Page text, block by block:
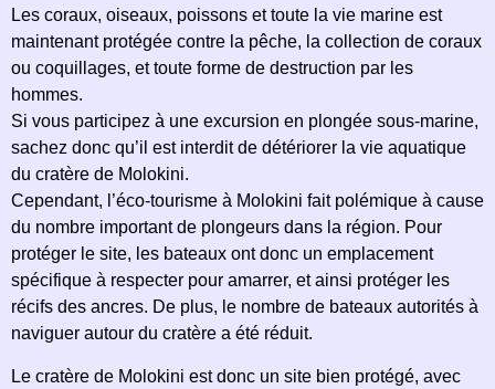
Les coraux, oiseaux, poissons et toute la vie marine est
maintenant protégée contre la pêche, la collection de coraux
ou coquillages, et toute forme de destruction par les
hommes.
Si vous participez à une excursion en plongée sous-marine,
sachez donc qu’il est interdit de détériorer la vie aquatique
du cratère de Molokini.
Cependant, l’éco-tourisme à Molokini fait polémique à cause
du nombre important de plongeurs dans la région. Pour
protéger le site, les bateaux ont donc un emplacement
spécifique à respecter pour amarrer, et ainsi protéger les
récifs des ancres. De plus, le nombre de bateaux autorités à
naviguer autour du cratère a été réduit.
Le cratère de Molokini est donc un site bien protégé, avec